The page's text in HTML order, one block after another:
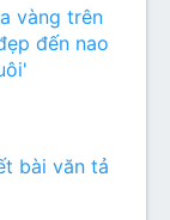
vàng trên
đến nao
bài văn tả